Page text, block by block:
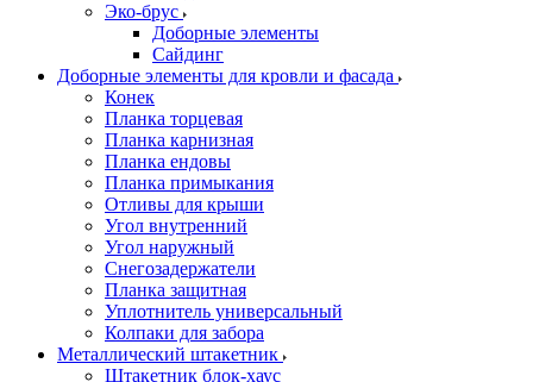
Эко-брус
Доборные элементы
Сайдинг
Доборные элементы для кровли и фасада
Конек
Планка торцевая
Планка карнизная
Планка ендовы
Планка примыкания
Отливы для крыши
Угол внутренний
Угол наружный
Снегозадержатели
Планка защитная
Уплотнитель универсальный
Колпаки для забора
Металлический штакетник
Штакетник блок-хаус